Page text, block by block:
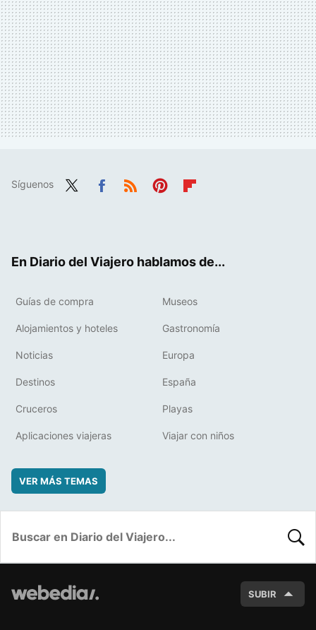
Síguenos
En Diario del Viajero hablamos de...
Guías de compra Museos
Alojamientos y hoteles Gastronomía
Noticias Europa
Destinos España
Cruceros Playas
Aplicaciones viajeras Viajar con niños
VER MÁS TEMAS
SUBIR